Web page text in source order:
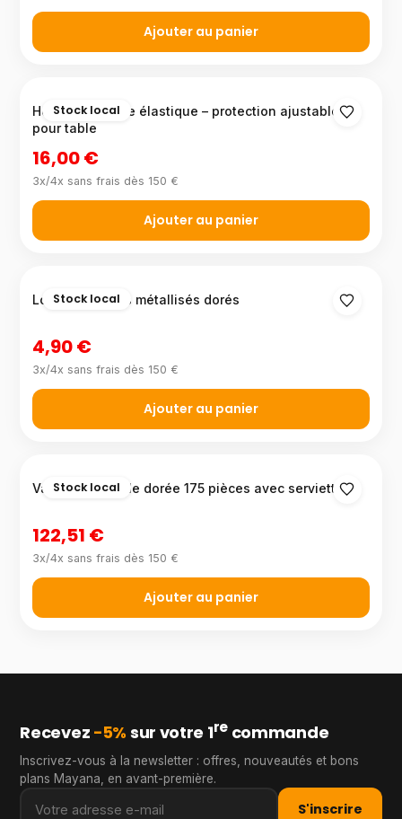
Ajouter au panier
Stock local
Housse de table élastique – protection ajustable
pour table
16,00 €
3x/4x sans frais dès 150 €
Ajouter au panier
Stock local
Lot de 10 verres métallisés dorés
4,90 €
3x/4x sans frais dès 150 €
Ajouter au panier
Stock local
Vaisselle lavable dorée 175 pièces avec serviettes
122,51 €
3x/4x sans frais dès 150 €
Ajouter au panier
Recevez −5% sur votre 1recommande
Inscrivez-vous à la newsletter : offres, nouveautés et bons
plans Mayana, en avant-première.
S'inscrire